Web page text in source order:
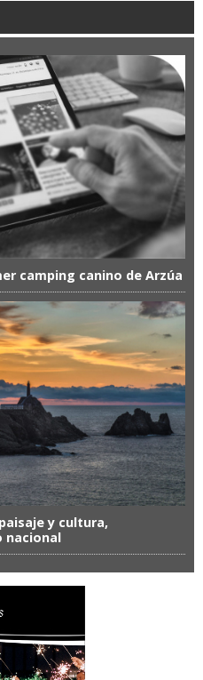
camping canino de Arzúa
y cultura,
nacional